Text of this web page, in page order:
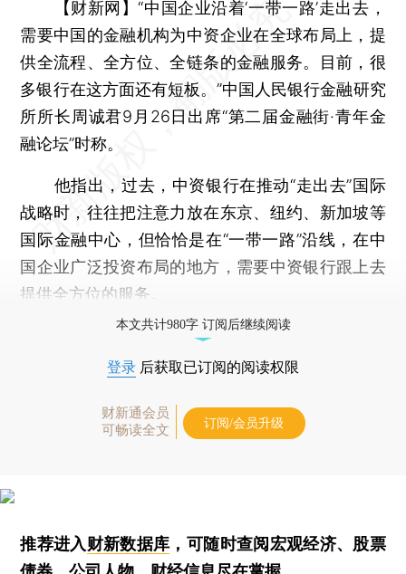
【财新网】“中国企业沿着‘一带一路’走出去，
需要中国的金融机构为中资企业在全球布局上，提
供全流程、全方位、全链条的金融服务。目前，很
多银行在这方面还有短板。”中国人民银行金融研究
所所长周诚君9月26日出席“第二届金融街·青年金
融论坛”时称。
他指出，过去，中资银行在推动“走出去”国际
战略时，往往把注意力放在东京、纽约、新加坡等
国际金融中心，但恰恰是在“一带一路”沿线，在中
国企业广泛投资布局的地方，需要中资银行跟上去
提供全方位的服务。
本文共计980字 订阅后继续阅读
登录 后获取已订阅的阅读权限
财新通会员
可畅读全文
订阅/会员升级
推荐进入财新数据库 ，可随时查阅宏观经济、股票